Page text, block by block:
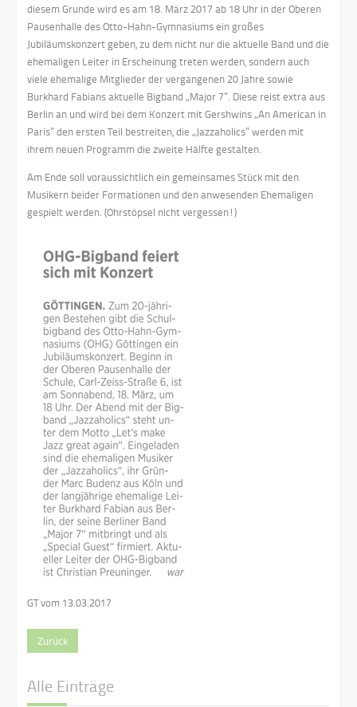
diesem Grunde wird es am 18. März 2017 ab 18 Uhr in der Oberen
Pausenhalle des Otto-Hahn-Gymnasiums ein großes
Jubiläumskonzert geben, zu dem nicht nur die aktuelle Band und die
ehemaligen Leiter in Erscheinung treten werden, sondern auch
viele ehemalige Mitglieder der vergangenen 20 Jahre sowie
Burkhard Fabians aktuelle Bigband „Major 7”. Diese reist extra aus
Berlin an und wird bei dem Konzert mit Gershwins „An American in
Paris” den ersten Teil bestreiten, die „Jazzaholics” werden mit
ihrem neuen Programm die zweite Hälfte gestalten.
Am Ende soll voraussichtlich ein gemeinsames Stück mit den
Musikern beider Formationen und den anwesenden Ehemaligen
gespielt werden. (Ohrstöpsel nicht vergessen!)
GT vom 13.03.2017
Zurück
Alle Einträge